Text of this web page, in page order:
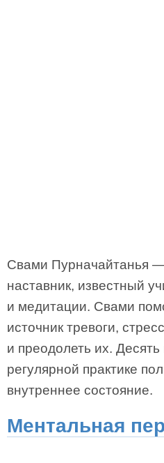
Свами Пурначайтанья
настав­ник, известный
и медитации. Свами
источник тревоги,
и преодолеть их.
регулярной практике
внутреннее состояние.
Ментальная